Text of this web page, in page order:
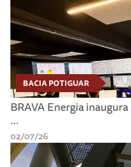
BACIA POTIGUAR
BRAVA Energia
...
02/07/26